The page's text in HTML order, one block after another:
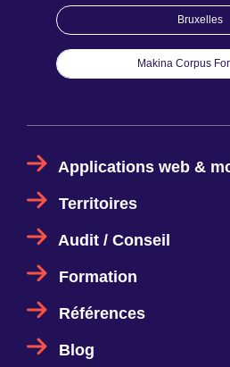
Applications web &
Territoires
Audit / Conseil
Formation
Références
Blog
Bruxelles
Makina Corpus